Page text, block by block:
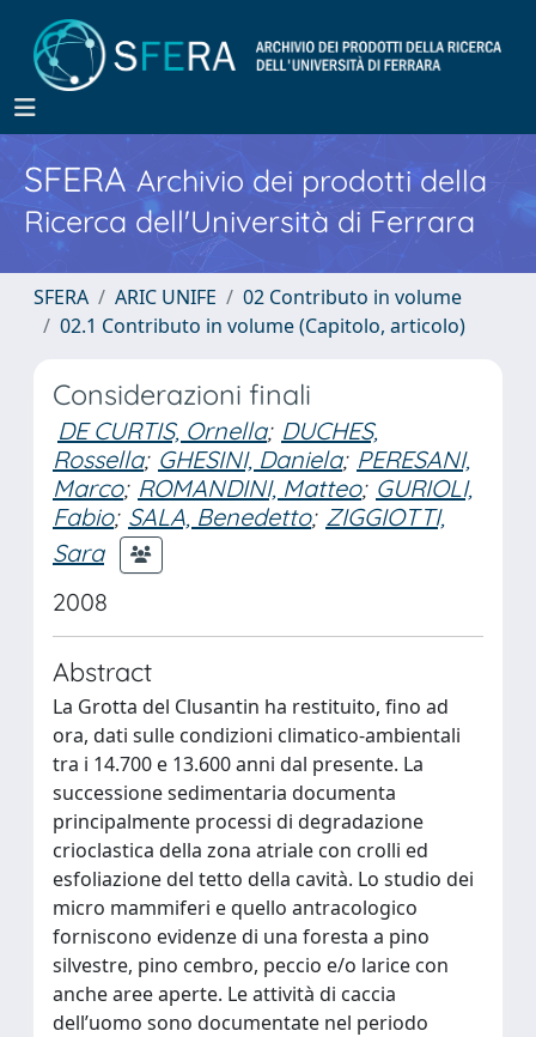
SFERA Archivio dei prodotti della
Ricerca dell'Università di Ferrara
SFERA ARIC UNIFE
02 Contributo in volume
02.1 Contributo in volume (Capitolo, articolo)
Considerazioni finali
DE CURTIS, Ornella; DUCHES,
Rossella; GHESINI, Daniela; PERESANI,
Marco; ROMANDINI, Matteo; GURIOLI,
Fabio; SALA, Benedetto; ZIGGIOTTI,
Sara
2008
Abstract
La Grotta del Clusantin ha restituito, fino ad
ora, dati sulle condizioni climatico-ambientali
tra i 14.700 e 13.600 anni dal presente. La
successione sedimentaria documenta
principalmente processi di degradazione
crioclastica della zona atriale con crolli ed
esfoliazione del tetto della cavità. Lo studio dei
micro mammiferi e quello antracologico
forniscono evidenze di una foresta a pino
silvestre, pino cembro, peccio e/o larice con
anche aree aperte. Le attività di caccia
dell’uomo sono documentate nel periodo